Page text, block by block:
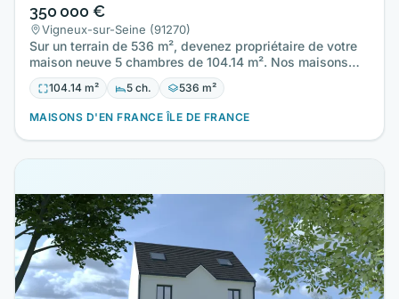
350 000 €
Vigneux-sur-Seine (91270)
Sur un terrain de 536 m², devenez propriétaire de votre
maison neuve 5 chambres de 104.14 m². Nos maisons
sont toutes…
104.14 m² 5 ch. 536 m²
MAISONS D'EN FRANCE ÎLE DE FRANCE